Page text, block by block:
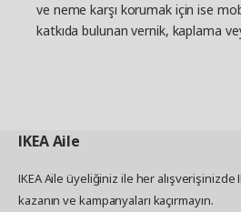
ve neme karşı korumak için ise
katkıda bulunan vernik, kaplama
IKEAAile
IKEA Aile üyeliğiniz ile her alışverişinizde
kazanın ve kampanyaları kaçırmayın.